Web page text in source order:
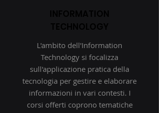
L'ambito dell'Information
Technology si focalizza
sull'applicazione pratica della
tecnologia per gestire e elaborare
informazioni in vari contesti. I
corsi offerti coprono tematiche